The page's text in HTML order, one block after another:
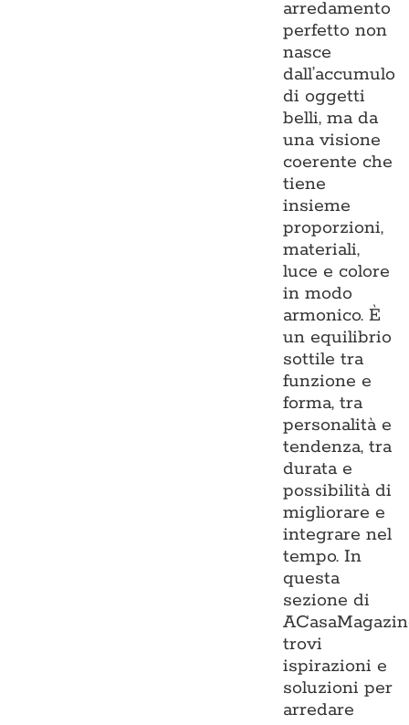
arredamento
perfetto non
nasce
dall’accumulo
di oggetti
belli, ma da
una visione
coerente che
tiene
insieme
proporzioni,
materiali,
luce e colore
in modo
armonico. È
un equilibrio
sottile tra
funzione e
forma, tra
personalità e
tendenza, tra
durata e
possibilità di
migliorare e
integrare nel
tempo. In
questa
sezione di
trovi
ispirazioni e
soluzioni per
arredare